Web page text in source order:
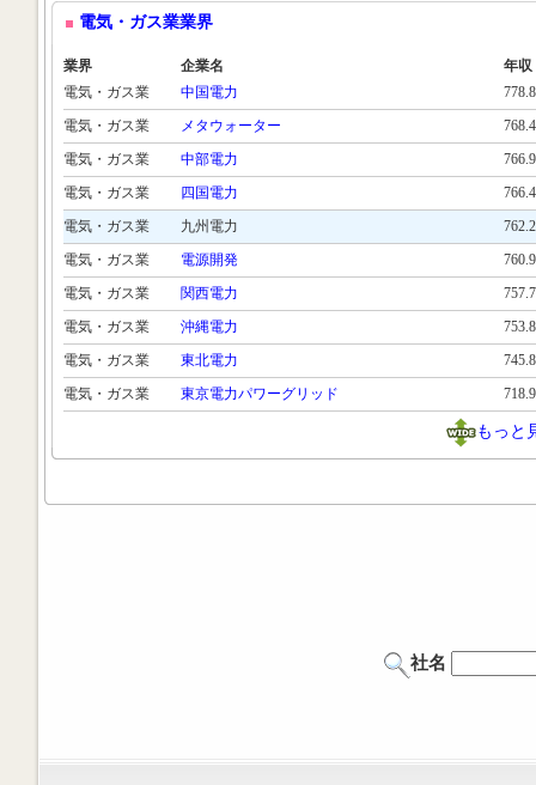
電気・ガス業業界
業界 企業名
年収
電気・ガス業
中国電力
電気・ガス業
メタウォーター
電気・ガス業
中部電力
電気・ガス業
四国電力
電気・ガス業
九州電力
電気・ガス業
電源開発
電気・ガス業
関西電力
電気・ガス業
沖縄電力
電気・ガス業
東北電力
電気・ガス業
東京電力パワーグリッド
もっと
社名